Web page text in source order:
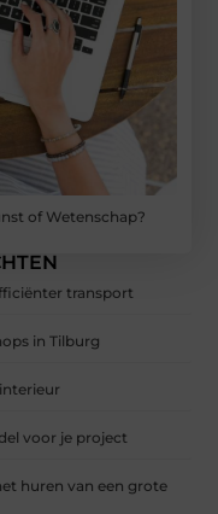
of Wetenschap?
transport
in Tilburg
voor je project
huren van een grote